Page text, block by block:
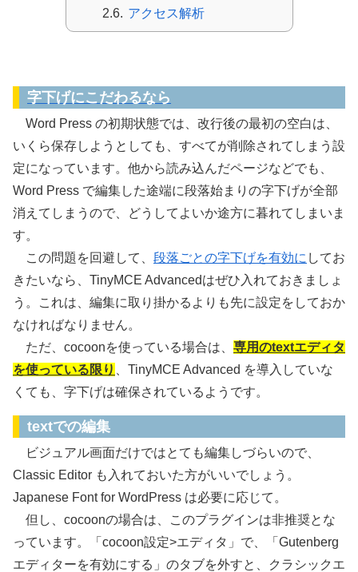
アクセス解析
字下げにこだわるなら
Word Press の初期状態では、改行後の最初の空白は、
いくら保存しようとしても、すべてが削除されてしまう設
定になっています。他から読み込んだページなどでも、
Word Press で編集した途端に段落始まりの字下げが全部
消えてしまうので、どうしてよいか途方に暮れてしまいま
す。
この問題を回避して、 段落ごとの字下げを有効に してお
きたいなら、TinyMCE Advancedはぜひ入れておきましょ
う。これは、編集に取り掛かるよりも先に設定をしておか
なければなりません。
ただ、cocoonを使っている場合は、 専用のtextエディタ
を使っている限り
、TinyMCE Advanced を導入していな
くても、字下げは確保されているようです。
textでの編集
ビジュアル画面だけではとても編集しづらいので、
Classic Editor も入れておいた方がいいでしょう。
Japanese Font for WordPress は必要に応じて。
但し、cocoonの場合は、このプラグインは非推奨とな
っています。「cocoon設定>エディタ」で、「Gutenberg
エディターを有効にする」のタブを外すと、クラシックエ